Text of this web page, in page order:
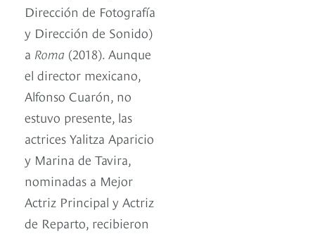
Dirección de Fotografía
y Dirección de Sonido)
a Roma (2018). Aunque
el director mexicano,
Alfonso Cuarón, no
estuvo presente, las
actrices Yalitza Aparicio
y Marina de Tavira,
nominadas a Mejor
Actriz Principal y Actriz
de Reparto, recibieron